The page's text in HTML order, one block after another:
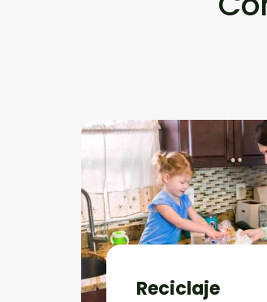
Reciclaje